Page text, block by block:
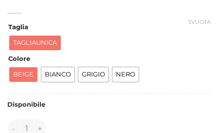
Taglia
TAGLIAUNICA
Colore
BEIGE BIANCO GRIGIO NERO
SVUOTA
Disponibile
150054 quantità